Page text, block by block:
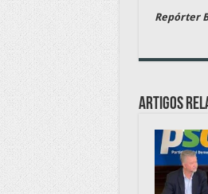
Repórter
Artigos